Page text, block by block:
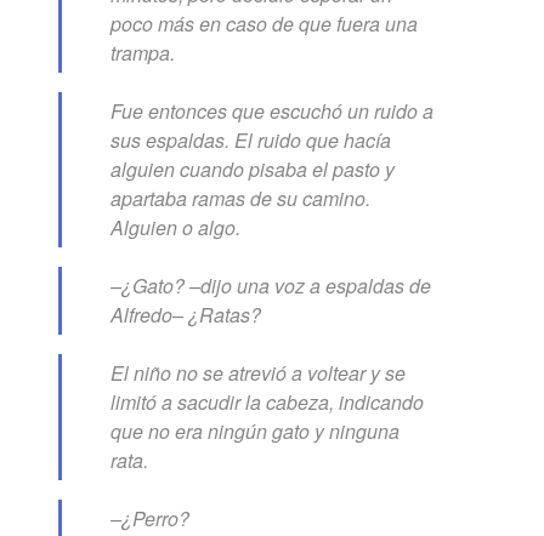
poco más en caso de que fuera una
trampa.
Fue entonces que escuchó un ruido a
sus espaldas. El ruido que hacía
alguien cuando pisaba el pasto y
apartaba ramas de su camino.
Alguien o algo.
–¿Gato? –dijo una voz a espaldas de
Alfredo– ¿Ratas?
El niño no se atrevió a voltear y se
limitó a sacudir la cabeza, indicando
que no era ningún gato y ninguna
rata.
–¿Perro?